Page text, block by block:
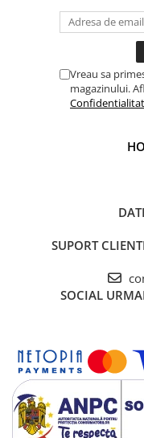
Vreau sa
magazinului.
SUPORT
SOCIAL